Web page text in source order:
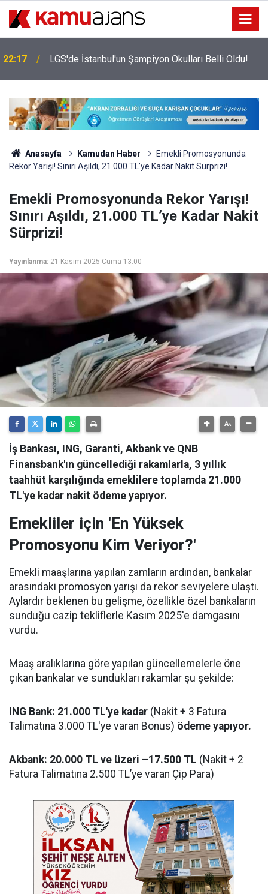
22:17 LGS'de İstanbul'un Şampiyon Okulları Belli Oldu!
Anasayfa Kamudan Haber
Emekli Promosyonunda
Rekor Yarışı! Sınırı Aşıldı, 21.000 TL’ye Kadar Nakit Sürprizi!
Emekli Promosyonunda Rekor Yarışı!
Sınırı Aşıldı, 21.000 TL’ye Kadar Nakit
Sürprizi!
Yayınlanma: 21 Kasım 2025 Cuma 13:00
İş Bankası, ING, Garanti, Akbank ve QNB
Finansbank'ın güncellediği rakamlarla, 3 yıllık
taahhüt karşılığında emeklilere toplamda 21.000
TL'ye kadar nakit ödeme yapıyor.
Emekliler için 'En Yüksek
Promosyonu Kim Veriyor?'
Emekli maaşlarına yapılan zamların ardından, bankalar
arasındaki promosyon yarışı da rekor seviyelere ulaştı.
Aylardır beklenen bu gelişme, özellikle özel bankaların
sunduğu cazip tekliflerle Kasım 2025'e damgasını
vurdu.
Maaş aralıklarına göre yapılan güncellemelerle öne
çıkan bankalar ve sundukları rakamlar şu şekilde:
ING Bank: 21.000 TL'ye kadar (Nakit + 3 Fatura
Talimatına 3.000 TL'ye varan Bonus) ödeme yapıyor.
Akbank: 20.000 TL ve üzeri –17.500 TL (Nakit + 2
Fatura Talimatına 2.500 TL’ye varan Çip Para)